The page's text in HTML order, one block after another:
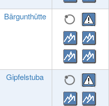
Bärgunthütte
Gipfelstuba